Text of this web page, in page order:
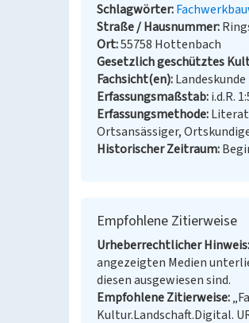
Schlagwörter
Straße / Hausnummer
Ort 55758 Hottenbach
Gesetzlich geschütztes
Fachsicht(en) Landeskunde
Erfassungsmaßstab i.d.R.
Erfassungsmethode
Ortsansässiger,
Historischer Zeitraum
Empfohlene Zitierweise
Urheberrechtlicher Hinweis
angezeigten Medien
diesen ausgewiesen sind.
Empfohlene Zitierweise
Kultur.Landschaft.Digital.